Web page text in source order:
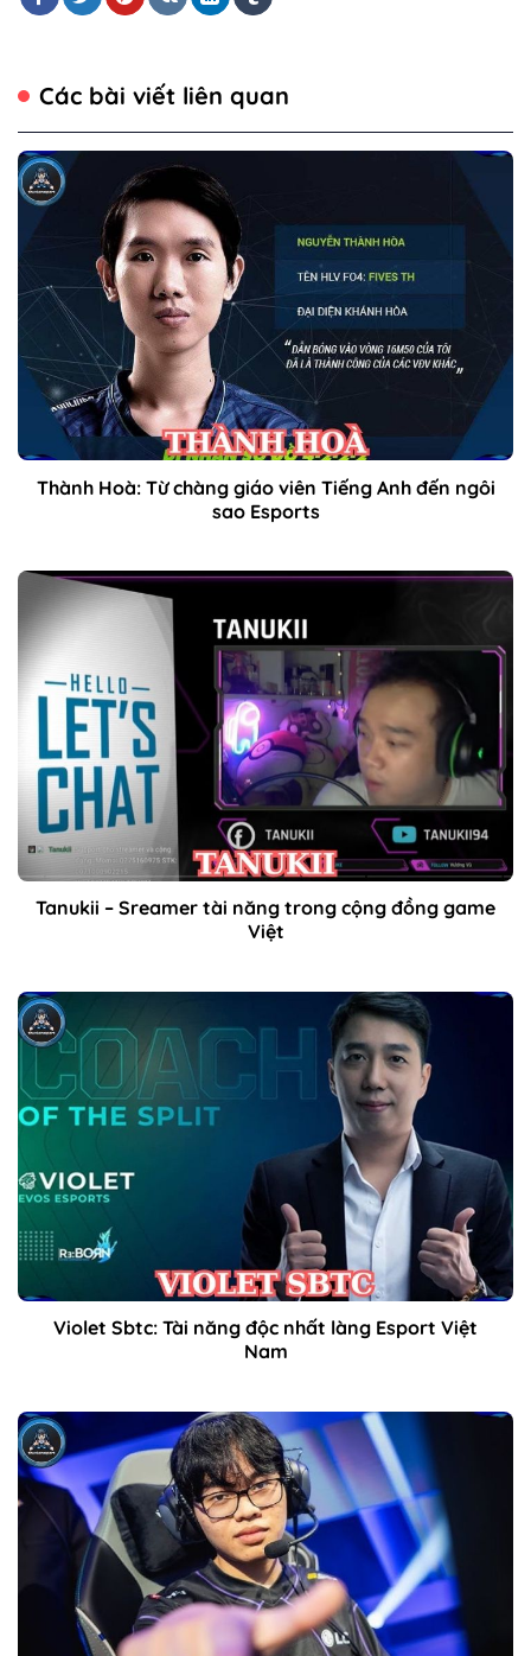
Các bài viết liên quan
Thành Hoà: Từ chàng giáo viên Tiếng Anh đến ngôi
sao Esports
Tanukii – Sreamer tài năng trong cộng đồng game
Việt
Violet Sbtc: Tài năng độc nhất làng Esport Việt
Nam